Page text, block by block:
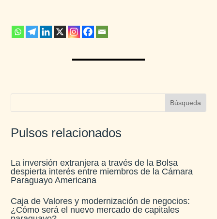
Pulsos relacionados
La inversión extranjera a través de la Bolsa
despierta interés entre miembros de la Cámara
Paraguayo Americana
Caja de Valores y modernización de negocios:
¿Cómo será el nuevo mercado de capitales